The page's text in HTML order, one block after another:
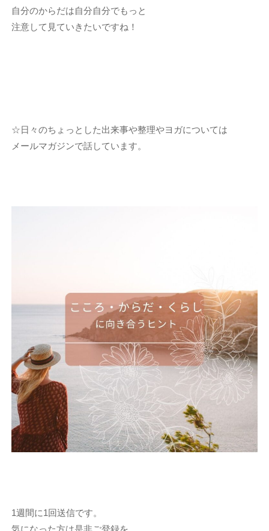
自分のからだは自分自分でもっと
注意して見ていきたいですね！
☆日々のちょっとした出来事や整理やヨガについては
メールマガジンで話しています。
1週間に1回送信です。
気になった方は是非ご登録を